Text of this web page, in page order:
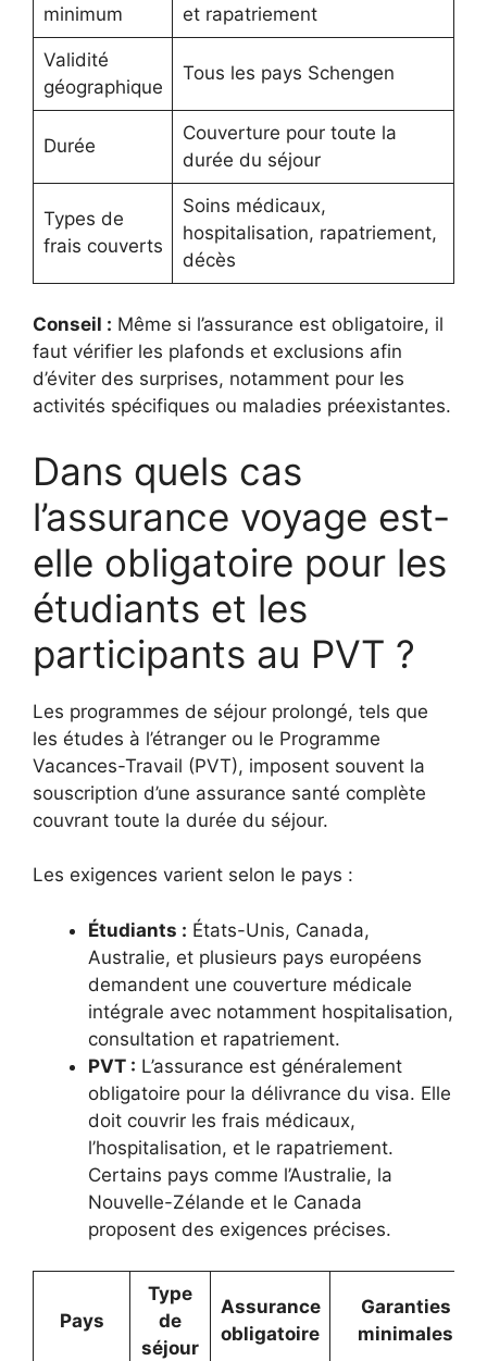
minimum et rapatriement
Validité
géographique
Tous les pays Schengen
Durée
Couverture pour toute la
durée du séjour
Types de
frais couverts
Soins médicaux,
hospitalisation, rapatriement,
décès
Conseil : Même si l’assurance est obligatoire, il
faut vérifier les plafonds et exclusions afin
d’éviter des surprises, notamment pour les
activités spécifiques ou maladies préexistantes.
Dans quels cas
l’assurance voyage est-
elle obligatoire pour les
étudiants et les
participants au PVT ?
Les programmes de séjour prolongé, tels que
les études à l’étranger ou le Programme
Vacances-Travail (PVT), imposent souvent la
souscription d’une assurance santé complète
couvrant toute la durée du séjour.
Les exigences varient selon le pays :
Étudiants : États-Unis, Canada,
Australie, et plusieurs pays européens
demandent une couverture médicale
intégrale avec notamment hospitalisation,
consultation et rapatriement.
PVT : L’assurance est généralement
obligatoire pour la délivrance du visa. Elle
doit couvrir les frais médicaux,
l’hospitalisation, et le rapatriement.
Certains pays comme l’Australie, la
Nouvelle-Zélande et le Canada
proposent des exigences précises.
Pays
Type
de
séjour
Assurance
obligatoire
Garanties
minimales